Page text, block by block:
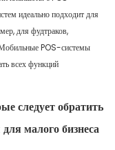
идеально подходит для
для фудтраков,
POS-системы
всех функций
следует обратить
малого бизнеса